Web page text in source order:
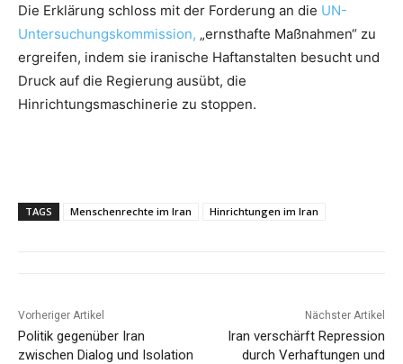
Die Erklärung schloss mit der Forderung an die UN-
Untersuchungskommission, „ernsthafte Maßnahmen“ zu
ergreifen, indem sie iranische Haftanstalten besucht und
Druck auf die Regierung ausübt, die
Hinrichtungsmaschinerie zu stoppen.
TAGS Menschenrechte im Iran Hinrichtungen im Iran
Vorheriger Artikel
Politik gegenüber Iran
zwischen Dialog und Isolation
Nächster Artikel
Iran verschärft Repression
durch Verhaftungen und